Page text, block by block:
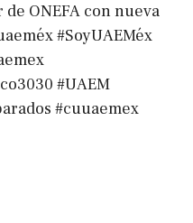
ONEFA con nueva
#SoyUAEMéx
#UAEM
#cuuaemex